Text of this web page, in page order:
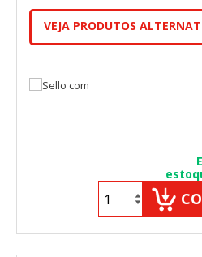
VEJA PRODUTOS